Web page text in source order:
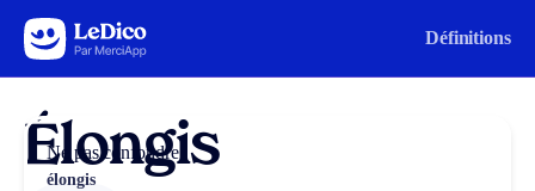
Aller au contenu Définitions
Élongis
Ne pas confondre
élongis